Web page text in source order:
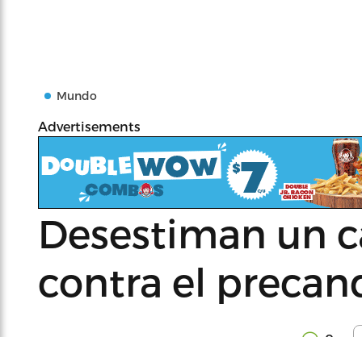
Mundo
Advertisements
Desestiman un
contra el